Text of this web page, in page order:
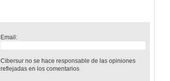
Email:
Cibersur no se hace responsable de las opiniones
reflejadas en los comentarios